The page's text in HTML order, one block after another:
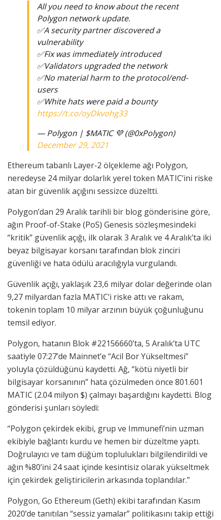
All you need to know about the recent
Polygon network update.
✅A security partner discovered a
vulnerability
✅Fix was immediately introduced
✅Validators upgraded the network
✅No material harm to the protocol/end-
users
✅White hats were paid a bounty
https://t.co/oyDkvohg33
— Polygon | $MATIC 💜 (@0xPolygon)
December 29, 2021
Ethereum tabanlı Layer-2 ölçekleme ağı Polygon,
neredeyse 24 milyar dolarlık yerel token MATIC’ini riske
atan bir güvenlik açığını sessizce düzeltti.
Polygon’dan 29 Aralık tarihli bir blog gönderisine göre,
ağın Proof-of-Stake (PoS) Genesis sözleşmesindeki
“kritik” güvenlik açığı, ilk olarak 3 Aralık ve 4 Aralık’ta iki
beyaz bilgisayar korsanı tarafından blok zinciri
güvenliği ve hata ödülü aracılığıyla vurgulandı.
Güvenlik açığı, yaklaşık 23,6 milyar dolar değerinde olan
9,27 milyardan fazla MATIC’i riske attı ve rakam,
tokenin toplam 10 milyar arzının büyük çoğunluğunu
temsil ediyor.
Polygon, hatanın Blok #22156660’ta, 5 Aralık’ta UTC
saatiyle 07:27’de Mainnet’e “Acil Bor Yükseltmesi”
yoluyla çözüldüğünü kaydetti. Ağ, “kötü niyetli bir
bilgisayar korsanının” hata çözülmeden önce 801.601
MATIC (2.04 milyon $) çalmayı başardığını kaydetti. Blog
gönderisi şunları söyledi:
“Polygon çekirdek ekibi, grup ve Immunefi’nin uzman
ekibiyle bağlantı kurdu ve hemen bir düzeltme yaptı.
Doğrulayıcı ve tam düğüm toplulukları bilgilendirildi ve
ağın %80’ini 24 saat içinde kesintisiz olarak yükseltmek
için çekirdek geliştiricilerin arkasında toplandılar.”
Polygon, Go Ethereum (Geth) ekibi tarafından Kasım
2020’de tanıtılan “sessiz yamalar” politikasını takip ettiği